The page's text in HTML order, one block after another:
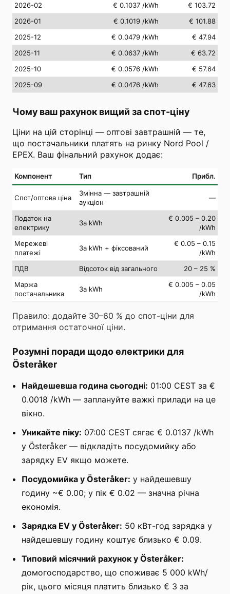
2026-02
€ 0.1037 /kWh
€ 103.72
2026-01
€ 0.1019 /kWh
€ 101.88
2025-12
€ 0.0479 /kWh
€ 47.94
2025-11
€ 0.0637 /kWh
€ 63.72
2025-10
€ 0.0576 /kWh
€ 57.64
2025-09
€ 0.0476 /kWh € 47.63
Чому ваш рахунок вищий за спот-ціну
Ціни на цій сторінці — оптові завтрашній — те,
що постачальники платять на ринку Nord Pool /
EPEX. Ваш фінальний рахунок додає:
Компонент Тип Прибл.
Спот/оптова ціна
Змінна — завтрашній
аукціон
—
Податок на
електрику
За kWh
€ 0.005 – 0.20
/kWh
Мережеві
платежі
За kWh + фіксований
€ 0.05 – 0.15
/kWh
ПДВ
Відсоток від загального
20 – 25 %
Маржа
постачальника
За kWh
€ 0.005 – 0.05
/kWh
Правило: додайте 30–60 % до спот-ціни для
отримання остаточної ціни.
Розумні поради щодо електрики для
Österåker
Найдешевша година сьогодні: 01:00 CEST за €
0.0018 /kWh — заплануйте важкі прилади на це
вікно.
Уникайте піку: 07:00 CEST сягає € 0.0137 /kWh
у Österåker — відкладіть посудомийку або
зарядку EV якщо можете.
Посудомийка у Österåker: у найдешевшу
годину ~€ 0.00; у пік € 0.02 — значна річна
економія.
Зарядка EV у Österåker: 50 кВт-год зарядка у
найдешевшу годину коштує близько € 0.09.
Типовий місячний рахунок у Österåker:
домогосподарство, що споживає 5 000 kWh/
рік, цього місяця платить близько € 3 за